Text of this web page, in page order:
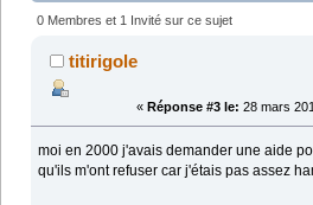
supprime (Lu 7303 fois)
0 Membres et 1 Invité sur ce sujet
titirigole
« Réponse #3 le: 28 mars
moi en 2000 j'avais demander une aide
qu'ils m'ont refuser car j'étais pas assez